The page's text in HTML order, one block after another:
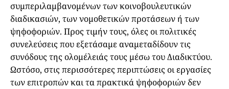
συμπεριλαμβανομένων των κοινοβουλευτικών
διαδικασιών, των νομοθετικών προτάσεων ή των
ψηφοφοριών. Προς τιμήν τους, όλες οι πολιτικές
συνελεύσεις που εξετάσαμε αναμεταδίδουν τις
συνόδους της ολομέλειάς τους μέσω του Διαδικτύου.
Ωστόσο, στις περισσότερες περιπτώσεις οι εργασίες
των επιτροπών και τα πρακτικά ψηφοφοριών δεν